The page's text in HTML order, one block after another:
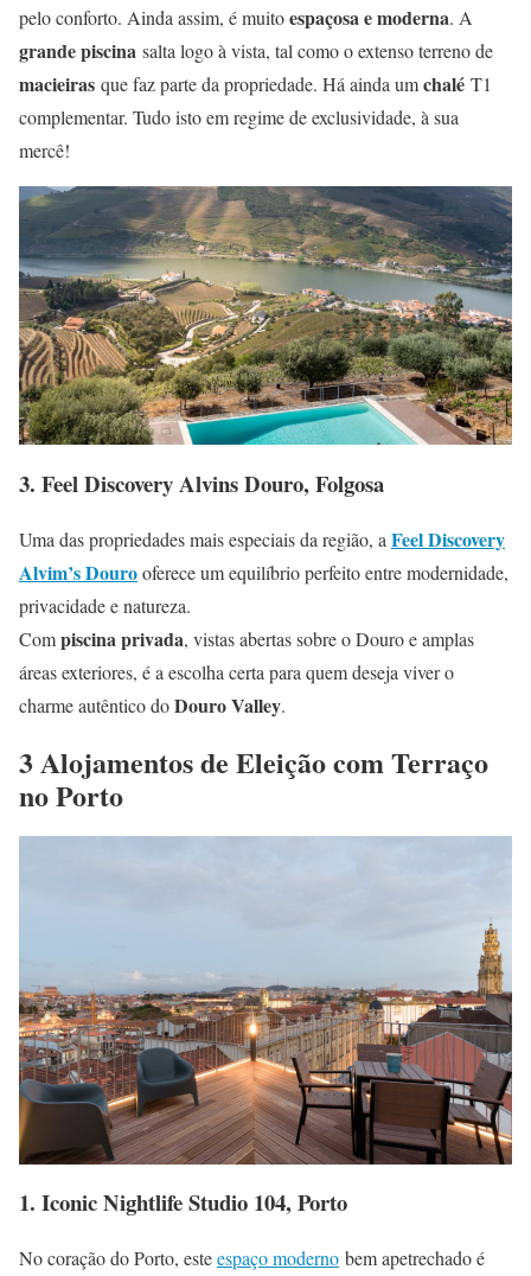
pelo conforto. Ainda assim, é muitoespaçosa e moderna. A
grande piscina salta logo à vista, tal como o extenso terreno de
macieiras que faz parte da propriedade. Há ainda umchalé T1
complementar. Tudo isto em regime de exclusividade, à sua
mercê!
3. Feel Discovery Alvins Douro, Folgosa
Uma das propriedades mais especiais da região, a Feel Discovery
Alvim’s Dourooferece um equilíbrio perfeito entre modernidade,
privacidade e natureza.
Compiscina privada, vistas abertas sobre o Douro e amplas
áreas exteriores, é a escolha certa para quem deseja viver o
charme autêntico doDouro Valley.
3 Alojamentos de Eleição com Terraço
no Porto
1. Iconic Nightlife Studio 104, Porto
No coração do Porto, esteespaço moderno bem apetrechado é